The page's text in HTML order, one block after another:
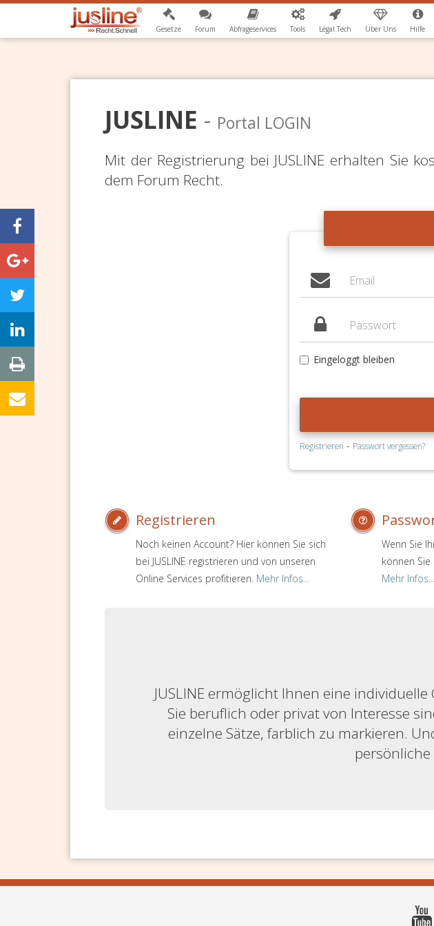
Gesetze Forum Abfrageservices Tools Legal.Tech Über Uns Hilfe
JUSLINE - Portal LOGIN
Mit der Registrierung bei JUSLINE erhalten Sie
dem Forum Recht.
Eingeloggt bleiben
Registrieren - Passwort vergessen?
Registrieren
Noch keinen Account? Hier können Sie sich
bei JUSLINE registrieren und von unseren
Online Services profitieren. Mehr Infos...
Wenn Sie
können
Mehr Infos...
JUSLINE ermöglicht Ihnen eine
Sie beruflich oder privat von Interesse
einzelne Sätze, farblich zu markieren.